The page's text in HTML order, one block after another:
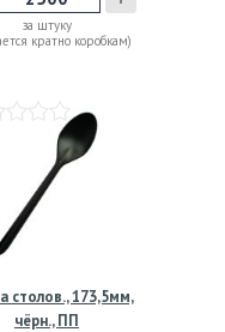
за штуку
кратно коробкам)
столов., 173,5мм,
чёрн., ПП